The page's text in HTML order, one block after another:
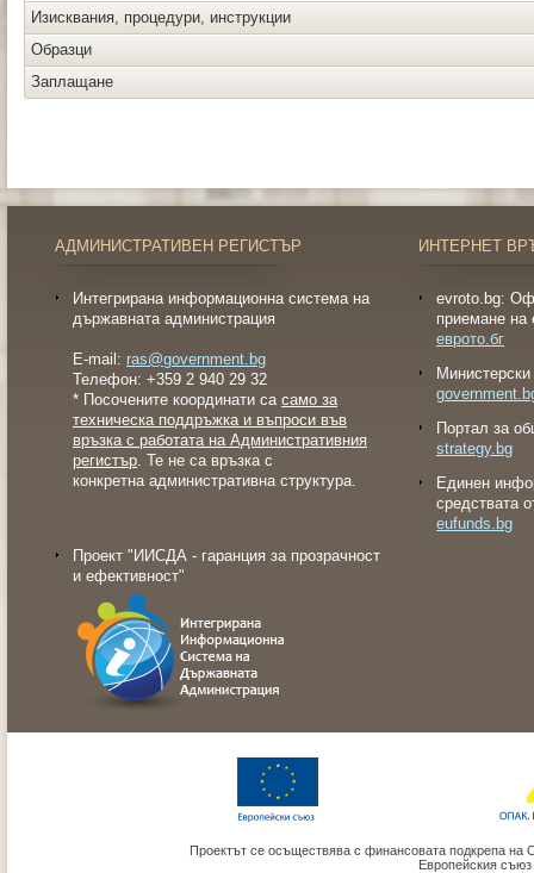
Изисквания, процедури, инструкции
Образци
Заплащане
АДМИНИСТРАТИВЕН РЕГИСТЪР
Интегрирана информационна система на
държавната администрация
E-mail: ras@government.bg
Телефон: +359 2 940 29 32
* Посочените координати са само за
техническа поддръжка и въпроси във
връзка с работата на Административния
регистър. Те не са връзка с
конкретна административна структура.
Проект "ИИСДА - гаранция за прозрачност
и ефективност"
ИНТЕРНЕТ
evroto.bg:
приемане на
еврото.бг
Портал за
strategy.bg
Eдинен
средствата
eufunds.bg
Проектът се осъществява с финансовата подкрепа на
Европейския